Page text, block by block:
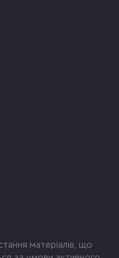
матеріалів, що